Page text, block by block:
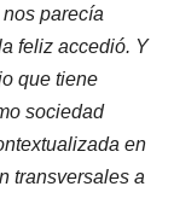
parecía
feliz accedió. Y
que tiene
sociedad
en
transversales a